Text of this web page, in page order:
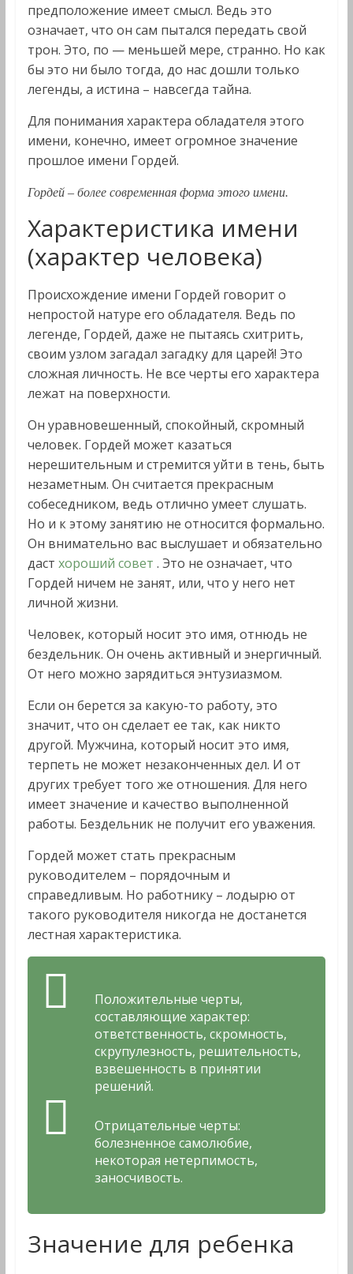
предположение имеет смысл. Ведь это
означает, что он сам пытался передать свой
трон. Это, по — меньшей мере, странно. Но как
бы это ни было тогда, до нас дошли только
легенды, а истина – навсегда тайна.
Для понимания характера обладателя этого
имени, конечно, имеет огромное значение
прошлое имени Гордей.
Гордей – более современная форма этого имени.
Характеристика имени
(характер человека)
Происхождение имени Гордей говорит о
непростой натуре его обладателя. Ведь по
легенде, Гордей, даже не пытаясь схитрить,
своим узлом загадал загадку для царей! Это
сложная личность. Не все черты его характера
лежат на поверхности.
Он уравновешенный, спокойный, скромный
человек. Гордей может казаться
нерешительным и стремится уйти в тень, быть
незаметным. Он считается прекрасным
собеседником, ведь отлично умеет слушать.
Но и к этому занятию не относится формально.
Он внимательно вас выслушает и обязательно
даст хороший совет . Это не означает, что
Гордей ничем не занят, или, что у него нет
личной жизни.
Человек, который носит это имя, отнюдь не
бездельник. Он очень активный и энергичный.
От него можно зарядиться энтузиазмом.
Если он берется за какую-то работу, это
значит, что он сделает ее так, как никто
другой. Мужчина, который носит это имя,
терпеть не может незаконченных дел. И от
других требует того же отношения. Для него
имеет значение и качество выполненной
работы. Бездельник не получит его уважения.
Гордей может стать прекрасным
руководителем – порядочным и
справедливым. Но работнику – лодырю от
такого руководителя никогда не достанется
лестная характеристика.
Положительные черты,
составляющие характер:
ответственность, скромность,
скрупулезность, решительность,
взвешенность в принятии
решений.
Отрицательные черты:
болезненное самолюбие,
некоторая нетерпимость,
заносчивость.
Значение для ребенка